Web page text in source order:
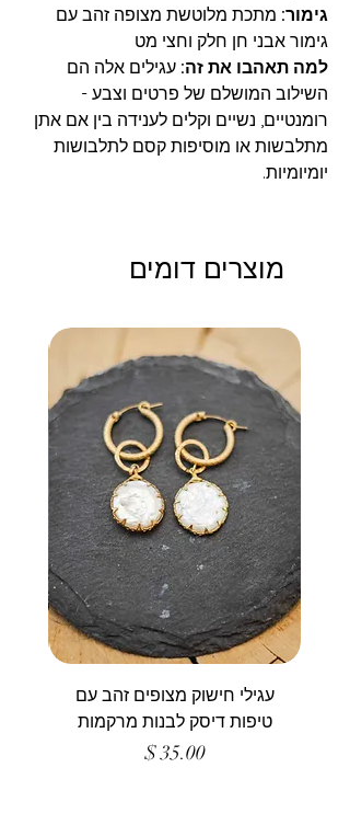
גימור: מתכת מלוטשת מצופה זהב עם
גימור אבני חן חלק וחצי מט
למה תאהבו את זה: עגילים אלה הם
השילוב המושלם של פרטים וצבע -
רומנטיים, נשיים וקלים לענידה בין אם אתן
מתלבשות או מוסיפות קסם לתלבושות
יומיומיות.
מוצרים דומים
עגילי חישוק מצופים זהב עם
טיפות דיסק לבנות מרקמות
מחיר